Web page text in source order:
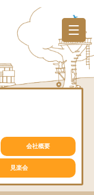
会社概要
見楽会